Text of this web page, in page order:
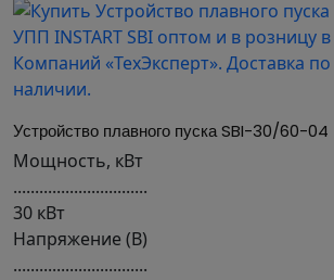
Устройство плавного пуска SBI-30/60-04
Мощность, кВт
...............................
30 кВт
Напряжение (В)
...............................